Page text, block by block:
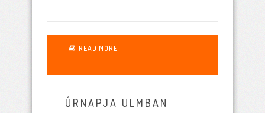
READ MORE
ÚRNAPJA ULMBAN